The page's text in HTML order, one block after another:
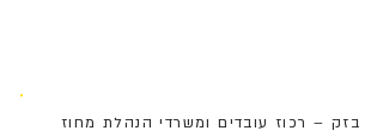
בזק – רכוז עובדים ומשרדי הנהלת מחוז